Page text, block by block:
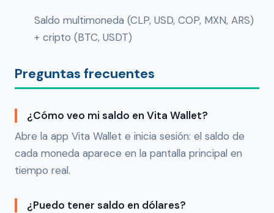
Saldo multimoneda (CLP, USD, COP, MXN, ARS)
+ cripto (BTC, USDT)
Preguntas frecuentes
¿Cómo veo mi saldo en Vita Wallet?
Abre la app Vita Wallet e inicia sesión: el saldo de
cada moneda aparece en la pantalla principal en
tiempo real.
¿Puedo tener saldo en dólares?